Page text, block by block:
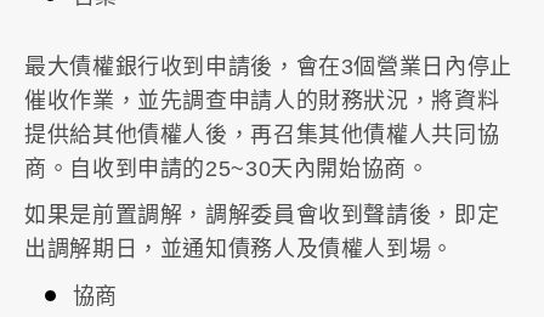
最大債權銀行收到申請後，會在3個營業日內停止
催收作業，並先調查申請人的財務狀況，將資料
提供給其他債權人後，再召集其他債權人共同協
商。自收到申請的25~30天內開始協商。
如果是前置調解，調解委員會收到聲請後，即定
出調解期日，並通知債務人及債權人到場。
協商